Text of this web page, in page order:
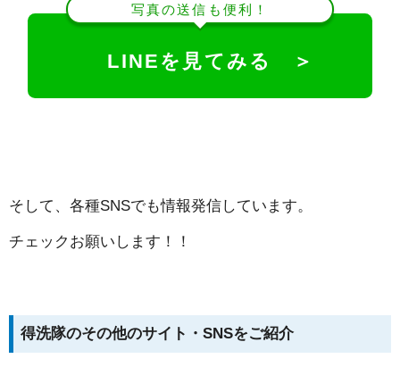
写真の送信も便利！
LINEを見てみる ＞
そして、各種SNSでも情報発信しています。
チェックお願いします！！
得洗隊のその他のサイト・SNSをご紹介